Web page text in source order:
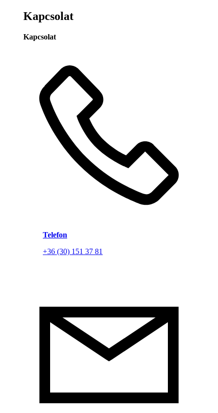
Kapcsolat
Kapcsolat
Telefon
+36 (30) 151 37 81